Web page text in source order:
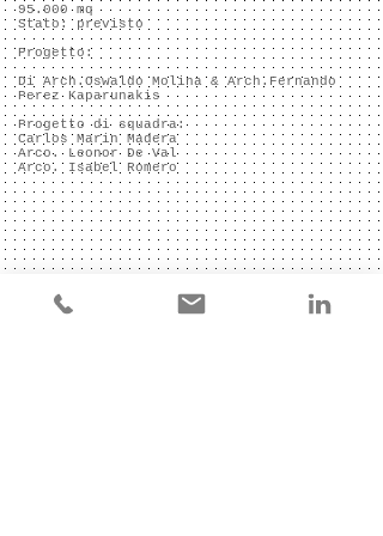
95.000 mq
Stato: previsto
Progetto:
Di Arch.Oswaldo Molina & Arch.Fernando
Perez Kaparunakis
Progetto di squadra:
Carlos Marin Madera
Arco. Leonor De Val
Arco. Isabel Romero